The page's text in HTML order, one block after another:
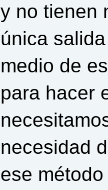
y no tienen
única
medio de
para hacer
necesidad
ese